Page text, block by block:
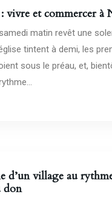
vivre et commercer
matin revêt une
tintent à demi, les
sous le préau, et,
d’un village au
don